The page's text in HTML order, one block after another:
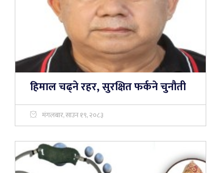
हिमाल चढ्ने रहर, सुरक्षित फर्कने चुनौती
मंगलबार, साउन १९, २०८३